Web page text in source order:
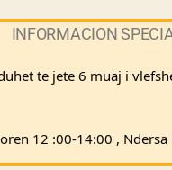
INFORMACION
te jete 6 muaj i
12 :00-14:00 ,